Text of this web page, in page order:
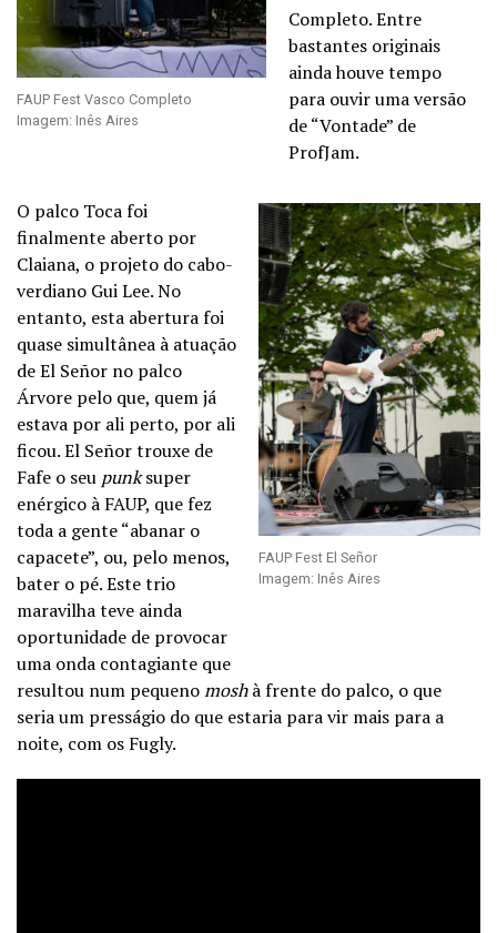
FAUP Fest Vasco Completo
Imagem: Inês Aires
Completo. Entre
bastantes originais
ainda houve tempo
para ouvir uma versão
de “Vontade” de
ProfJam.
FAUP Fest El Señor
Imagem: Inês Aires
O palco Toca foi
finalmente aberto por
Claiana, o projeto do cabo-
verdiano Gui Lee. No
entanto, esta abertura foi
quase simultânea à atuação
de El Señor no palco
Árvore pelo que, quem já
estava por ali perto, por ali
ficou. El Señor trouxe de
Fafe o seu punksuper
enérgico à FAUP, que fez
toda a gente “abanar o
capacete”, ou, pelo menos,
bater o pé. Este trio
maravilha teve ainda
oportunidade de provocar
uma onda contagiante que
resultou num pequenomoshà frente do palco, o que
seria um presságio do que estaria para vir mais para a
noite, com os Fugly.